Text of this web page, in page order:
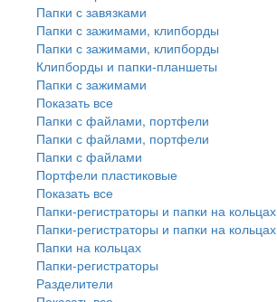
Папки с завязками
Папки с зажимами, клипборды
Папки с зажимами, клипборды
Клипборды и папки-планшеты
Папки с зажимами
Показать все
Папки с файлами, портфели
Папки с файлами, портфели
Папки с файлами
Портфели пластиковые
Показать все
Папки-регистраторы и папки на кольцах
Папки-регистраторы и папки на кольцах
Папки на кольцах
Папки-регистраторы
Разделители